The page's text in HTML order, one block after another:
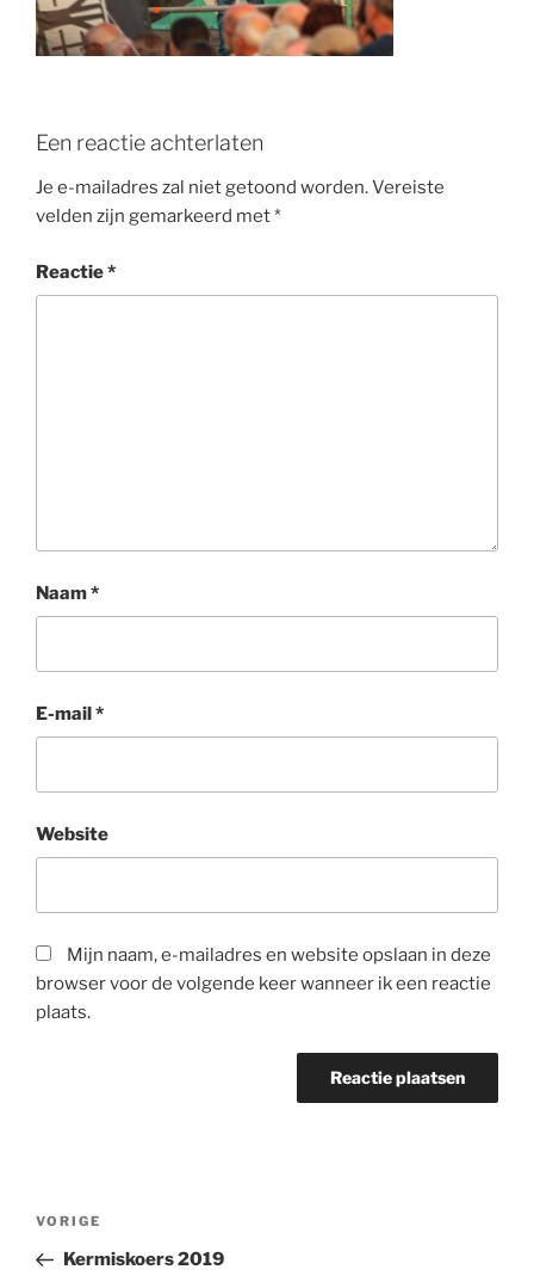
k
Een reactie achterlaten
Je e-mailadres zal niet getoond worden.Vereiste
velden zijn gemarkeerd met*
Reactie*
Naam*
E-mail*
Website
Mijn naam, e-mailadres en website opslaan in deze
browser voor de volgende keer wanneer ik een reactie
plaats.
Berichtnavigatie
Vorig
bericht
VORIGE
Kermiskoers 2019